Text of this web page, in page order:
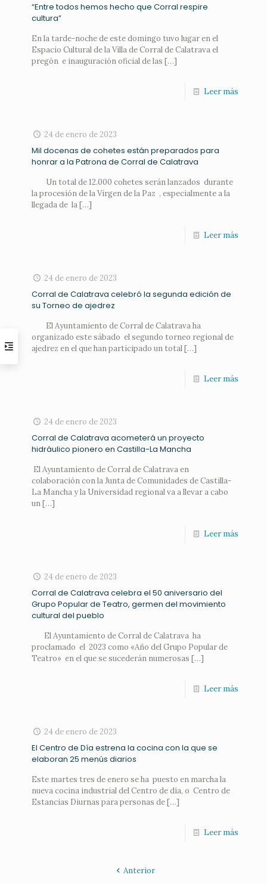
“Entre todos hemos hecho que Corral respire
cultura”
En la tarde-noche de este domingo tuvo lugar en el
Espacio Cultural de la Villa de Corral de Calatrava el
pregón e inauguración oficial de las […]
Leer más
24 de enero de 2023
Mil docenas de cohetes están preparados para
honrar a la Patrona de Corral de Calatrava
Un total de 12.000 cohetes serán lanzados durante
la procesión de la Virgen de la Paz , especialmente a la
llegada de la[…]
Leer más
24 de enero de 2023
Corral de Calatrava celebró la segunda edición de
su Torneo de ajedrez
El Ayuntamiento de Corral de Calatrava ha
organizado este sábado el segundo torneo regional de
ajedrez en el que han participado un total[…]
Leer más
24 de enero de 2023
Corral de Calatrava acometerá un proyecto
hidráulico pionero en Castilla-La Mancha
El Ayuntamiento de Corral de Calatrava en
colaboración con la Junta de Comunidades de Castilla-
La Mancha y la Universidad regional va a llevar a cabo
un[…]
Leer más
24 de enero de 2023
Corral de Calatrava celebra el 50 aniversario del
Grupo Popular de Teatro, germen del movimiento
cultural del pueblo
El Ayuntamiento de Corral de Calatrava ha
proclamado el 2023 como «Año del Grupo Popular de
Teatro» en el que se sucederán numerosas […]
Leer más
24 de enero de 2023
El Centro de Día estrena la cocina con la que se
elaboran 25 menús diarios
Este martes tres de enero se ha puesto en marcha la
nueva cocina industrial del Centro de día, o Centro de
Estancias Diurnas para personas de[…]
Leer más
Anterior